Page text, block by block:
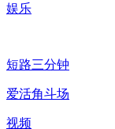
娱乐
短路三分钟
爱活角斗场
视频